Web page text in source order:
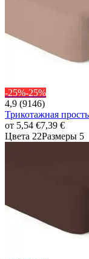
-25%-25%
4,9 (9146)
Трикотажная
от 5,54 €7,39 €
Цвета 22Размеры 5